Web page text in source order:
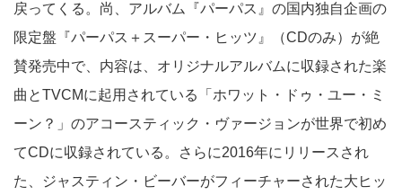
戻ってくる。尚、アルバム『パーパス』の国内独自企画の
限定盤『パーパス＋スーパー・ヒッツ』（CDのみ）が絶
賛発売中で、内容は、オリジナルアルバムに収録された楽
曲とTVCMに起用されている「ホワット・ドゥ・ユー・ミ
ーン？」のアコースティック・ヴァージョンが世界で初め
てCDに収録されている。さらに2016年にリリースされ
た、ジャスティン・ビーバーがフィーチャーされた大ヒッ